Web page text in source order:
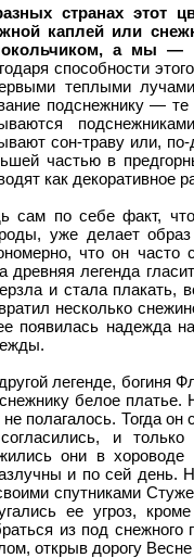
странах этот
каплей или
а мы —
способности
теплыми
подснежнику —
сон-траву или,
частью в
как декоративное
сам по себе факт,
уже делает
что он часто
древняя легенда
и стала плакать,
несколько
появилась надежда
легенде, богиня
белое платье.
полагалось. Тогда он
и
они в хороводе
и по сей день.
спутниками
ее угроз,
из под
открыв дорогу